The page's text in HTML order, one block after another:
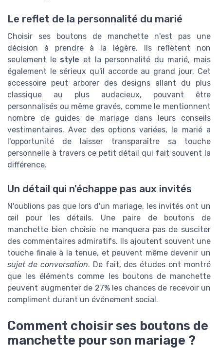
Le reflet de la personnalité du marié
Choisir ses boutons de manchette n'est pas une
décision à prendre à la légère. Ils reflètent non
seulement le style et la personnalité du marié, mais
également le sérieux qu'il accorde au grand jour. Cet
accessoire peut arborer des designs allant du plus
classique au plus audacieux, pouvant être
personnalisés ou même gravés, comme le mentionnent
nombre de guides de mariage dans leurs conseils
vestimentaires. Avec des options variées, le marié a
l'opportunité de laisser transparaître sa touche
personnelle à travers ce petit détail qui fait souvent la
différence.
Un détail qui n'échappe pas aux invités
N'oublions pas que lors d'un mariage, les invités ont un
œil pour les détails. Une paire de boutons de
manchette bien choisie ne manquera pas de susciter
des commentaires admiratifs. Ils ajoutent souvent une
touche finale à la tenue, et peuvent même devenir un
sujet de conversation. De fait, des études ont montré
que les éléments comme les boutons de manchette
peuvent augmenter de 27% les chances de recevoir un
compliment durant un événement social.
Comment choisir ses boutons de
manchette pour son mariage ?